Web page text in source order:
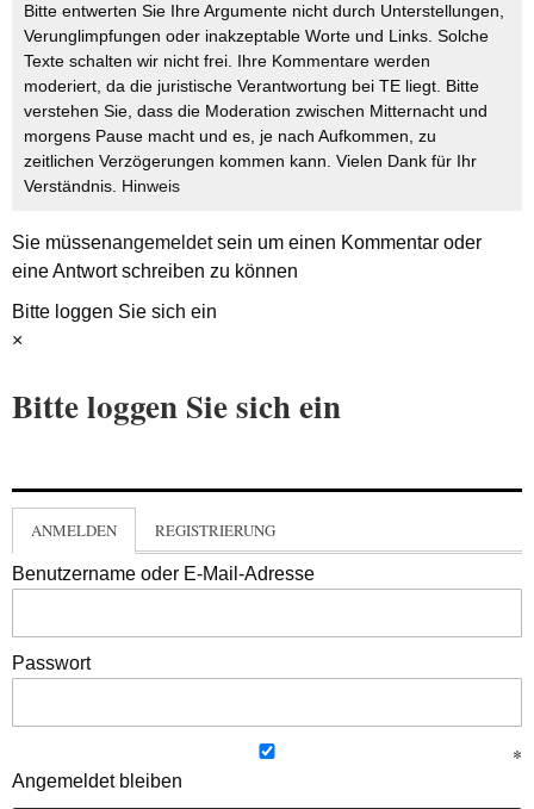
Bitte entwerten Sie Ihre Argumente nicht durch Unterstellungen,
Verunglimpfungen oder inakzeptable Worte und Links. Solche
Texte schalten wir nicht frei. Ihre Kommentare werden
moderiert, da die juristische Verantwortung bei TE liegt. Bitte
verstehen Sie, dass die Moderation zwischen Mitternacht und
morgens Pause macht und es, je nach Aufkommen, zu
zeitlichen Verzögerungen kommen kann. Vielen Dank für Ihr
Verständnis. Hinweis
Sie müssenangemeldetsein um einen Kommentar oder
eine Antwort schreiben zu können
Bitte loggen Sie sich ein
×
Bitte loggen Sie sich ein
ANMELDEN REGISTRIERUNG
Benutzername oder E-Mail-Adresse
Passwort
Angemeldet bleiben